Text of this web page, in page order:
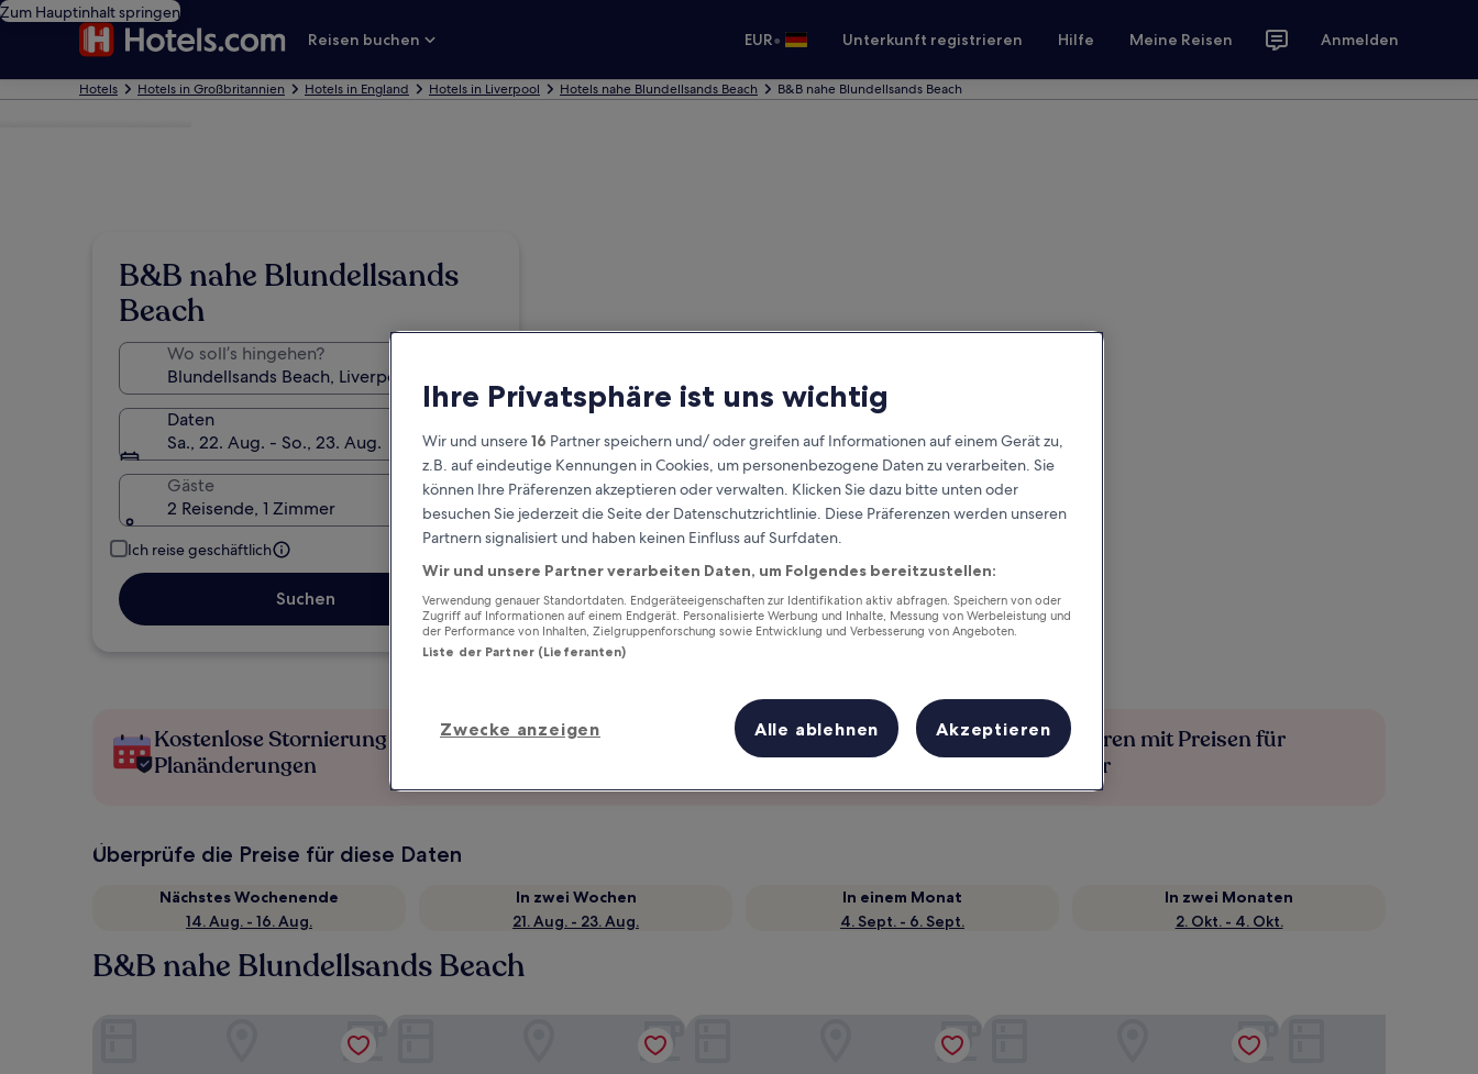
Zum Hauptinhalt springen
Reisen buchen
EUR• Unterkunft registrieren Hilfe Meine Reisen Anmelden
Hotels Hotels in Großbritannien Hotels in England Hotels in Liverpool Hotels nahe Blundellsands Beach B&B nahe Blundellsands Beach
B&B nahe Blundellsands
Beach
Wo soll’s hingehen?
Daten
Sa., 22. Aug. - So., 23. Aug.
Gäste
2 Reisende, 1 Zimmer
Ich reise geschäftlich
Suchen
Kostenlose Stornierung bei
Planänderungen
Verdiene Prämien für jede
wahrgenommene Übernachtung
Mehr sparen mit Preisen für
Mitglieder
Überprüfe die Preise für diese Daten
Nächstes Wochenende
14. Aug. - 16. Aug.
In zwei Wochen
21. Aug. - 23. Aug.
In einem Monat
4. Sept. - 6. Sept.
In zwei Monaten
2. Okt. - 4. Okt.
B&B nahe Blundellsands Beach
Ihre Privatsphäre ist uns wichtig
Wir und unsere16 Partner speichern und/ oder greifen auf Informationen auf einem Gerät zu,
z.B. auf eindeutige Kennungen in Cookies, um personenbezogene Daten zu verarbeiten. Sie
können Ihre Präferenzen akzeptieren oder verwalten. Klicken Sie dazu bitte unten oder
besuchen Sie jederzeit die Seite der Datenschutzrichtlinie. Diese Präferenzen werden unseren
Partnern signalisiert und haben keinen Einfluss auf Surfdaten.
Wir und unsere Partner verarbeiten Daten, um Folgendes bereitzustellen:
Verwendung genauer Standortdaten. Endgeräteeigenschaften zur Identifikation aktiv abfragen. Speichern von oder
Zugriff auf Informationen auf einem Endgerät. Personalisierte Werbung und Inhalte, Messung von Werbeleistung und
der Performance von Inhalten, Zielgruppenforschung sowie Entwicklung und Verbesserung von Angeboten.
Liste der Partner (Lieferanten)
Zwecke anzeigen Alle ablehnen Akzeptieren